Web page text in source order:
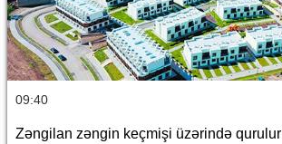
09:40
Zəngilan zəngin keçmişi üzərində qurulur